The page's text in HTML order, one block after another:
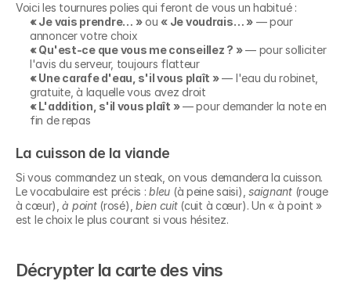
Voici les tournures polies qui feront de vous un habitué :
« Je vais prendre… » ou « Je voudrais… » — pour
annoncer votre choix
« Qu'est-ce que vous me conseillez ? » — pour solliciter
l'avis du serveur, toujours flatteur
« Une carafe d'eau, s'il vous plaît » — l'eau du robinet,
gratuite, à laquelle vous avez droit
« L'addition, s'il vous plaît » — pour demander la note en
fin de repas
La cuisson de la viande
Si vous commandez un steak, on vous demandera la cuisson.
Le vocabulaire est précis : bleu (à peine saisi), saignant (rouge
à cœur), à point (rosé), bien cuit (cuit à cœur). Un « à point »
est le choix le plus courant si vous hésitez.
Décrypter la carte des vins